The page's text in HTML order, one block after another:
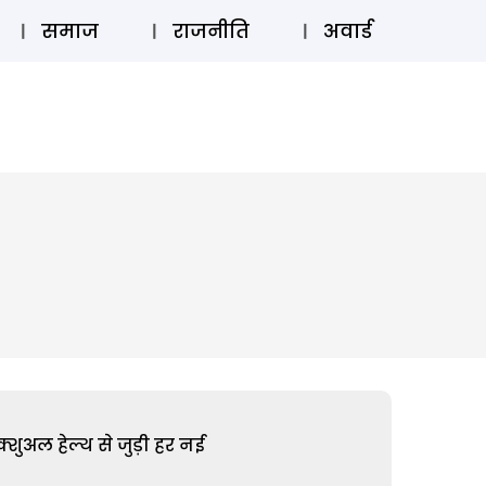
लॉग इन ⚲ SUBSCRIBE
समाज राजनीति अवार्ड
हेल्थ से जुड़ी हर नई